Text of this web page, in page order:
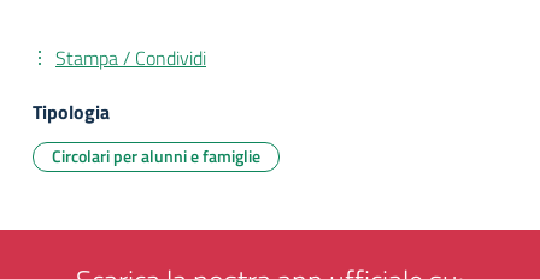
Stampa / Condividi
Tipologia
Circolari per alunni e famiglie